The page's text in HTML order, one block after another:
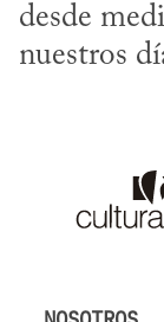
desde
nuestros